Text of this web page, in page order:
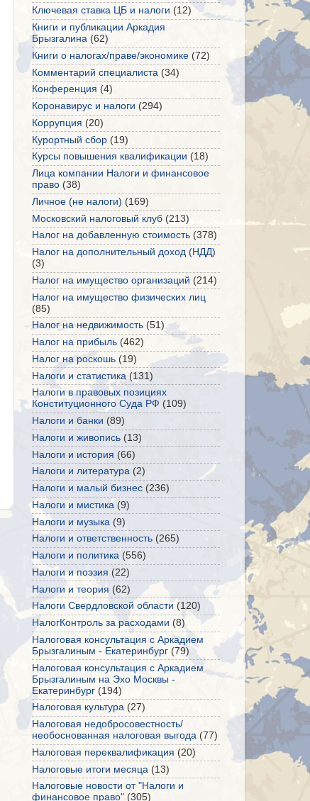
Ключевая ставка ЦБ и налоги (12)
Книги и публикации Аркадия
Брызгалина (62)
Книги о налогах/праве/экономике (72)
Комментарий специалиста (34)
Конференция (4)
Коронавирус и налоги (294)
Коррупция (20)
Курортный сбор (19)
Курсы повышения квалификации (18)
Лица компании Налоги и финансовое
право (38)
Личное (не налоги) (169)
Московский налоговый клуб (213)
Налог на добавленную стоимость (378)
Налог на дополнительный доход (НДД)
(3)
Налог на имущество организаций (214)
Налог на имущество физических лиц
(85)
Налог на недвижимость (51)
Налог на прибыль (462)
Налог на роскошь (19)
Налоги и статистика (131)
Налоги в правовых позициях
Конституционного Суда РФ (109)
Налоги и банки (89)
Налоги и живопись (13)
Налоги и история (66)
Налоги и литература (2)
Налоги и малый бизнес (236)
Налоги и мистика (9)
Налоги и музыка (9)
Налоги и ответственность (265)
Налоги и политика (556)
Налоги и поэзия (22)
Налоги и теория (62)
Налоги Свердловской области (120)
НалогКонтроль за расходами (8)
Налоговая консультация с Аркадием
Брызгалиным - Екатеринбург (79)
Налоговая консультация с Аркадием
Брызгалиным на Эхо Москвы -
Екатеринбург (194)
Налоговая культура (27)
Налоговая недобросовестность/
необоснованная налоговая выгода (77)
Налоговая переквалификация (20)
Налоговые итоги месяца (13)
Налоговые новости от "Налоги и
финансовое право" (305)